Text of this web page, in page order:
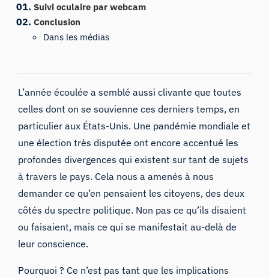
Suivi oculaire par webcam
Conclusion
Dans les médias
L’année écoulée a semblé aussi clivante que toutes
celles dont on se souvienne ces derniers temps, en
particulier aux États-Unis. Une pandémie mondiale et
une élection très disputée ont encore accentué les
profondes divergences qui existent sur tant de sujets
à travers le pays. Cela nous a amenés à nous
demander ce qu’en pensaient les citoyens, des deux
côtés du spectre politique. Non pas ce qu’ils disaient
ou faisaient, mais ce qui se manifestait au-delà de
leur conscience.
Pourquoi ? Ce n’est pas tant que les implications